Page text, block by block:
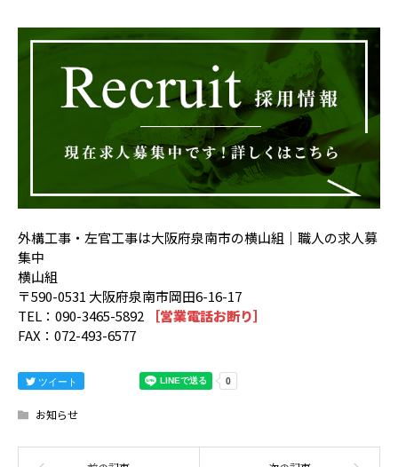
外構工事・左官工事は大阪府泉南市の横山組｜職人の求人募
集中
横山組
〒590-0531 大阪府泉南市岡田6-16-17
TEL：090-3465-5892
［営業電話お断り］
FAX：072-493-6577
ツイート
お知らせ